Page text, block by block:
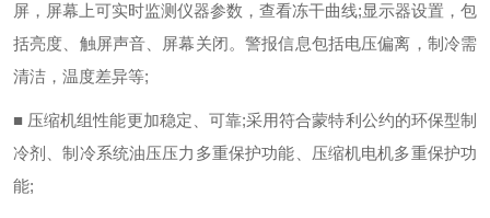
屏，屏幕上可实时监测仪器参数，查看冻干曲线;显示器设置，包
括亮度、触屏声音、屏幕关闭。警报信息包括电压偏离，制冷需
清洁，温度差异等;
■ 压缩机组性能更加稳定、可靠;采用符合蒙特利公约的环保型制
冷剂、制冷系统油压压力多重保护功能、压缩机电机多重保护功
能;